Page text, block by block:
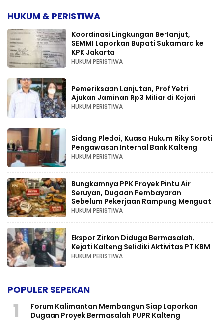
HUKUM & PERISTIWA
Koordinasi Lingkungan Berlanjut,
SEMMI Laporkan Bupati Sukamara ke
KPK Jakarta
HUKUM PERISTIWA
Pemeriksaan Lanjutan, Prof Yetri
Ajukan Jaminan Rp3 Miliar di Kejari
HUKUM PERISTIWA
Sidang Pledoi, Kuasa Hukum Riky Soroti
Pengawasan Internal Bank Kalteng
HUKUM PERISTIWA
Bungkamnya PPK Proyek Pintu Air
Seruyan, Dugaan Pembayaran
Sebelum Pekerjaan Rampung Menguat
HUKUM PERISTIWA
Ekspor Zirkon Diduga Bermasalah,
Kejati Kalteng Selidiki Aktivitas PT KBM
HUKUM PERISTIWA
POPULER SEPEKAN
1
Forum Kalimantan Membangun Siap Laporkan
Dugaan Proyek Bermasalah PUPR Kalteng